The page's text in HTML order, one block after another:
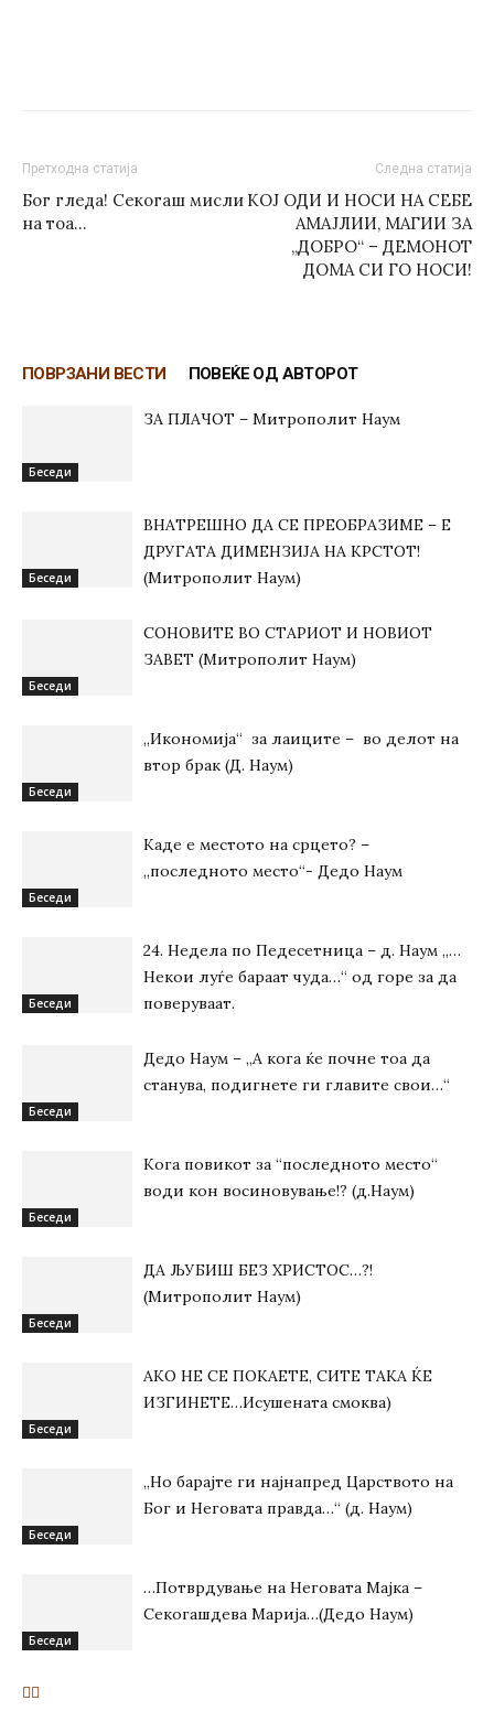
Претходна статија
Бог гледа! Секогаш мисли
на тоа…
Следна статија
КОЈ ОДИ И НОСИ НА СЕБЕ
АМАЈЛИИ, МАГИИ ЗА
„ДОБРО“ – ДЕМОНОТ
ДОМА СИ ГО НОСИ!
ПОВРЗАНИ ВЕСТИ ПОВЕЌЕ ОД АВТОРОТ
Беседи
ЗА ПЛАЧОТ – Митрополит Наум
Беседи
ВНАТРЕШНО ДА СЕ ПРЕОБРАЗИМЕ – Е
ДРУГАТА ДИМЕНЗИЈА НА КРСТОТ!
(Митрополит Наум)
Беседи
СОНОВИТЕ ВО СТАРИОТ И НОВИОТ
ЗАВЕТ (Митрополит Наум)
Беседи
„Икономија“ за лаиците – во делот на
втор брак (Д. Наум)
Беседи
Каде е местото на срцето? –
„последното место“- Дедо Наум
Беседи
24. Недела по Педесетница – д. Наум „…
Некои луѓе бараат чуда…“ од горе за да
поверуваат.
Беседи
Дедо Наум – „А кога ќе почне тоа да
станува, подигнете ги главите свои…“
Беседи
Кога повикот за “последното место“
води кон восиновување!? (д.Наум)
Беседи
ДА ЉУБИШ БЕЗ ХРИСТОС…?!
(Митрополит Наум)
Беседи
АКО НЕ СЕ ПОКАЕТЕ, СИТЕ ТАКА ЌЕ
ИЗГИНЕТЕ…Исушената смоква)
Беседи
„Но барајте ги најнапред Царството на
Бог и Неговата правда…“ (д. Наум)
Беседи
…Потврдување на Неговата Мајка –
Секогашдева Марија…(Дедо Наум)